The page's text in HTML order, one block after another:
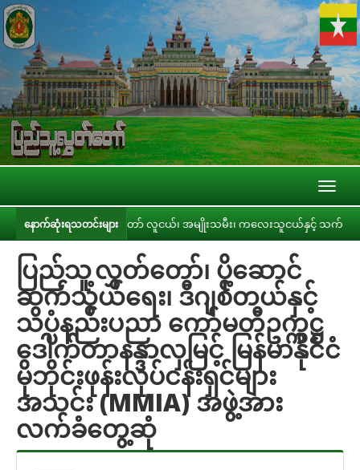
နောက်ဆုံးရသတင်းများ
ပြည်သူ့လွှတ်တော် လူငယ်၊ အမျိုးသမီး၊ ကလေးသူငယ်နှင့် သက်ကြီးရွယ်အို အခွင့်အ
ပြည်သူ့လွှတ်တော်၊ ပို့ဆောင်
ဆက်သွယ်ရေး၊ ဒီဂျစ်တယ်နှင့်
သိပ္ပံနည်းပညာ ကော်မတီဥက္ကဋ္ဌ
ဒေါက်တာနန္ဒာလှမြင့် မြန်မာနိုင်ငံ
မိုဘိုင်းဖုန်းလုပ်ငန်းရှင်များ
အသင်း (MMIA) အဖွဲ့အား
လက်ခံတွေ့ဆုံ